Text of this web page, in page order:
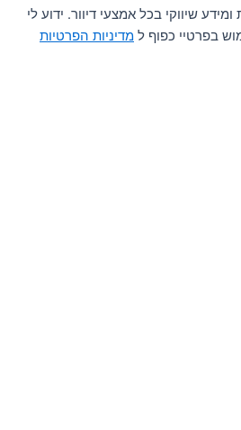
שיווקי בכל אמצעי דיוור. ידוע לי
בפרטיי כפוף ל מדיניות הפרטיות